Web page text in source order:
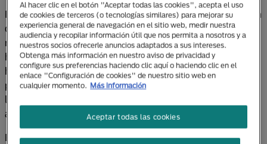
En temporada de lluvias y dependiendo de la zona en
donde vivas, las condiciones climáticas podrían ser
más o menos intensas, desde ligeros chubascos
hasta el punto en que una intensa lluvia sea algo
habitual. Durante esta época es común que algunas
personas se asusten al escuchar el fuerte ruido de
los truenos, pero este sentimiento también podría
afectar a tu perro.
Es normal que ante la presencia de truenos tu perro
Al hacer clic en el botón "Aceptar todas las cookies", acepta el uso
de cookies de terceros (o tecnologías similares) para mejorar su
experiencia general de navegación en el sitio web, medir nuestra
audiencia y recopilar información útil que nos permita a nosotros y a
nuestros socios ofrecerle anuncios adaptados a sus intereses.
Obtenga más información en nuestro aviso de privacidad y
configure sus preferencias haciendo clic aquí o haciendo clic en el
enlace "Configuración de cookies" de nuestro sitio web en
cualquier momento.
Más información
Aceptar todas las cookies